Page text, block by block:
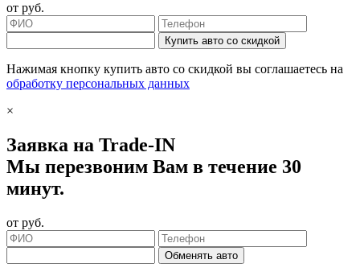
от руб.
Купить авто со скидкой
Нажимая кнопку купить авто со скидкой вы соглашаетесь на
обработку персональных данных
×
Заявка на Trade-IN
Мы перезвоним Вам в течение 30
минут.
от руб.
Обменять авто